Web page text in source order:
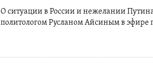
О ситуации в России и нежелании
политологом Русланом Айсиным в